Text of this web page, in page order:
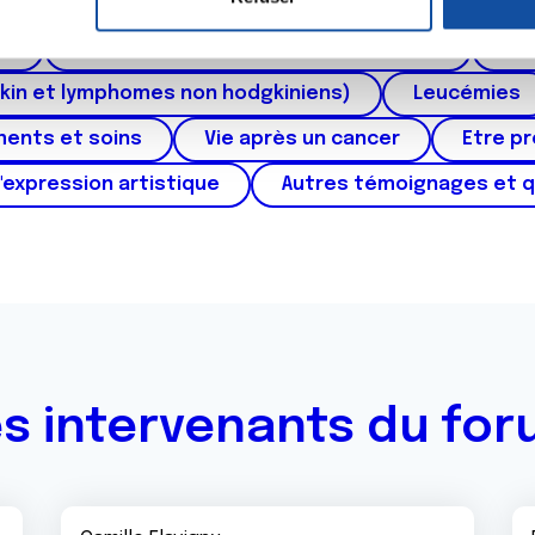
de publicité et d'analyse, qui peuvent combiner celles-ci
ont collectées lors de votre utilisation de leurs services.
et lymphomes non hodgkiniens) Leucémies
et soins Vie après un cancer Etre
artistique Autres témoignages et
intervenants du